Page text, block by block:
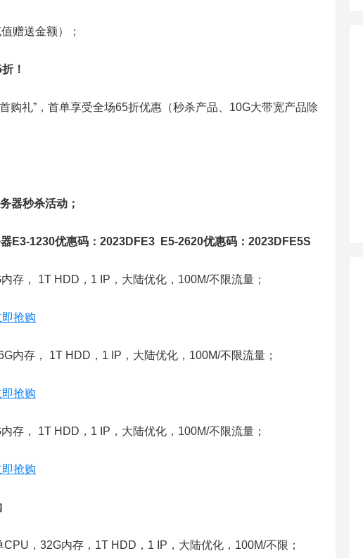
赠送金额）；
！
购礼”，首单享受全场65折优惠（秒杀产品、10G大带宽产品除
器秒杀活动；
E3-1230优惠码：2023DFE3 E5-2620优惠码：2023DFE5S
存， 1T HDD，1 IP，大陆优化，100M/不限流量；
即抢购
内存， 1T HDD，1 IP，大陆优化，100M/不限流量；
即抢购
存， 1T HDD，1 IP，大陆优化，100M/不限流量；
即抢购
CPU，32G内存，1T HDD，1 IP，大陆优化，100M/不限；